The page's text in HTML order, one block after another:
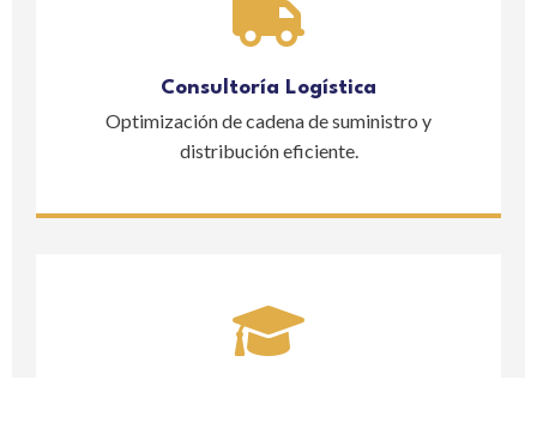
Consultoría Logística
Optimización de cadena de suministro y
distribución eficiente.